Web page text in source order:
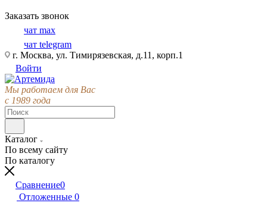
Заказать звонок
чат max
чат telegram
г. Москва, ул. Тимирязевская, д.11, корп.1
Войти
Мы работаем для Вас
с 1989 года
Каталог
По всему сайту
По каталогу
Сравнение0
Отложенные 0